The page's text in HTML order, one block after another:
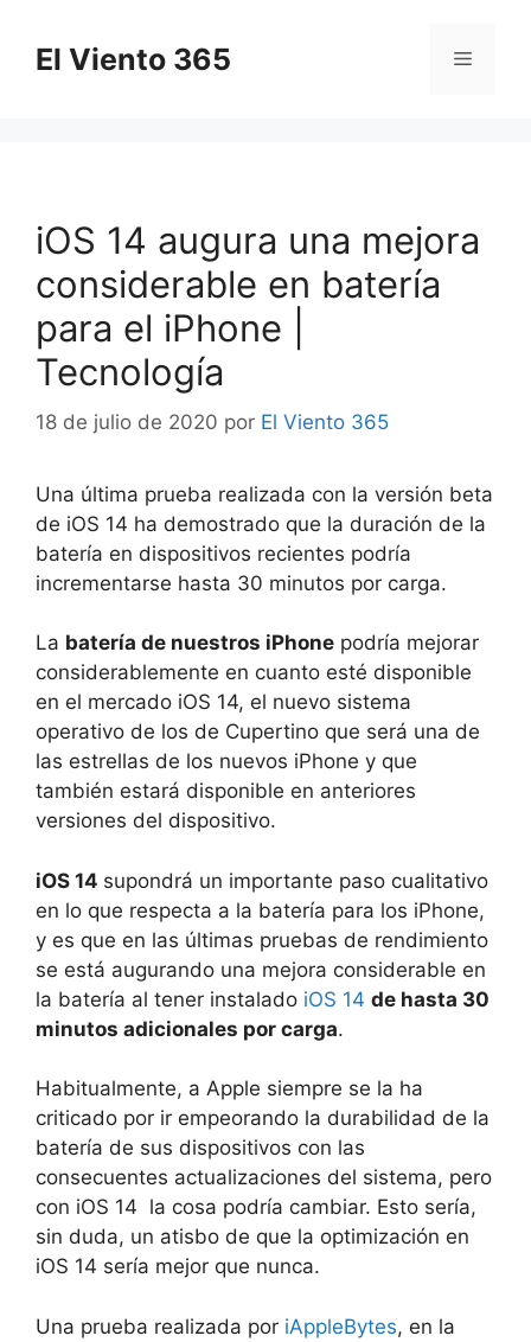
contenido
El Viento 365 Menú
iOS 14 augura una mejora
considerable en batería
para el iPhone |
Tecnología
18 de julio de 2020 por El Viento 365
Una última prueba realizada con la versión beta
de iOS 14 ha demostrado que la duración de la
batería en dispositivos recientes podría
incrementarse hasta 30 minutos por carga.
La batería de nuestros iPhone podría mejorar
considerablemente en cuanto esté disponible
en el mercado iOS 14, el nuevo sistema
operativo de los de Cupertino que será una de
las estrellas de los nuevos iPhone y que
también estará disponible en anteriores
versiones del dispositivo.
iOS 14 supondrá un importante paso cualitativo
en lo que respecta a la batería para los iPhone,
y es que en las últimas pruebas de rendimiento
se está augurando una mejora considerable en
la batería al tener instalado iOS 14 de hasta 30
minutos adicionales por carga.
Habitualmente, a Apple siempre se la ha
criticado por ir empeorando la durabilidad de la
batería de sus dispositivos con las
consecuentes actualizaciones del sistema, pero
con iOS 14 la cosa podría cambiar. Esto sería,
sin duda, un atisbo de que la optimización en
iOS 14 sería mejor que nunca.
Una prueba realizada por iAppleBytes, en la